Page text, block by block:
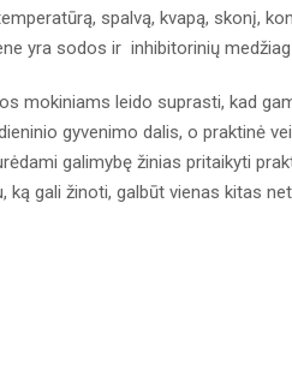
spalvą, kvapą, skonį,
yra sodos ir inhibitorinių
mokiniams leido suprasti, kad
gyvenimo dalis, o praktinė
galimybę žinias pritaikyti
ką gali žinoti, galbūt vienas kitas